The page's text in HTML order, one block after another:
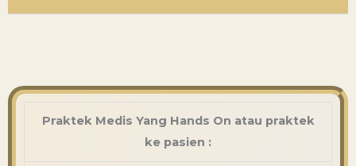
Praktek Medis Yang Hands On atau praktek
ke pasien :